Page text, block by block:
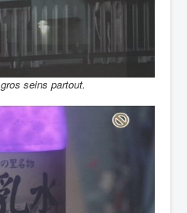
seins partout.